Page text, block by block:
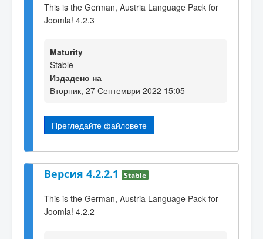
This is the German, Austria Language Pack for
Joomla! 4.2.3
Maturity
Stable
Издадено на
Вторник, 27 Септември 2022 15:05
Прегледайте файловете
Версия 4.2.2.1 Stable
This is the German, Austria Language Pack for
Joomla! 4.2.2